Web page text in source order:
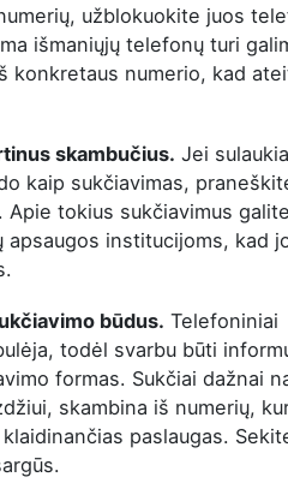
užblokuokite juos
išmaniųjų telefonų turi
konkretaus numerio, kad
skambučius. Jei
kaip sukčiavimas,
tokius sukčiavimus
apsaugos institucijoms, kad
būdus. Telefoniniai
todėl svarbu būti
formas. Sukčiai dažnai
skambina iš numerių,
paslaugas.